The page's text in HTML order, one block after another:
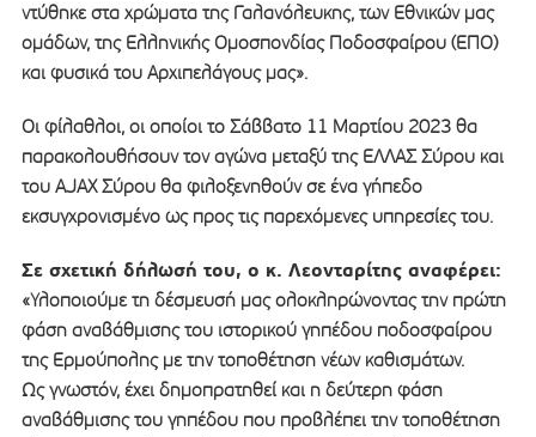
ντύθηκε στα χρώματα της Γαλανόλευκης, των Εθνικών μας
ομάδων, της Ελληνικής Ομοσπονδίας Ποδοσφαίρου (ΕΠΟ)
και φυσικά του Αρχιπελάγους μας».
Οι φίλαθλοι, οι οποίοι το Σάββατο 11 Μαρτίου 2023 θα
παρακολουθήσουν τον αγώνα μεταξύ της ΕΛΛΑΣ Σύρου και
του ΑJAX Σύρου θα φιλοξενηθούν σε ένα γήπεδο
εκσυγχρονισμένο ως προς τις παρεχόμενες υπηρεσίες του.
Σε σχετική δήλωσή του, ο κ. Λεονταρίτης αναφέρει:
«Υλοποιούμε τη δέσμευσή μας ολοκληρώνοντας την πρώτη
φάση αναβάθμισης του ιστορικού γηπέδου ποδοσφαίρου
της Ερμούπολης με την τοποθέτηση νέων καθισμάτων.
Ως γνωστόν, έχει δημοπρατηθεί και η δεύτερη φάση
αναβάθμισης του γηπέδου που προβλέπει την τοποθέτηση